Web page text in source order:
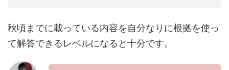
秋頃までに載っている内容を自分なりに根拠を使っ
て解答できるレベルになると十分です。